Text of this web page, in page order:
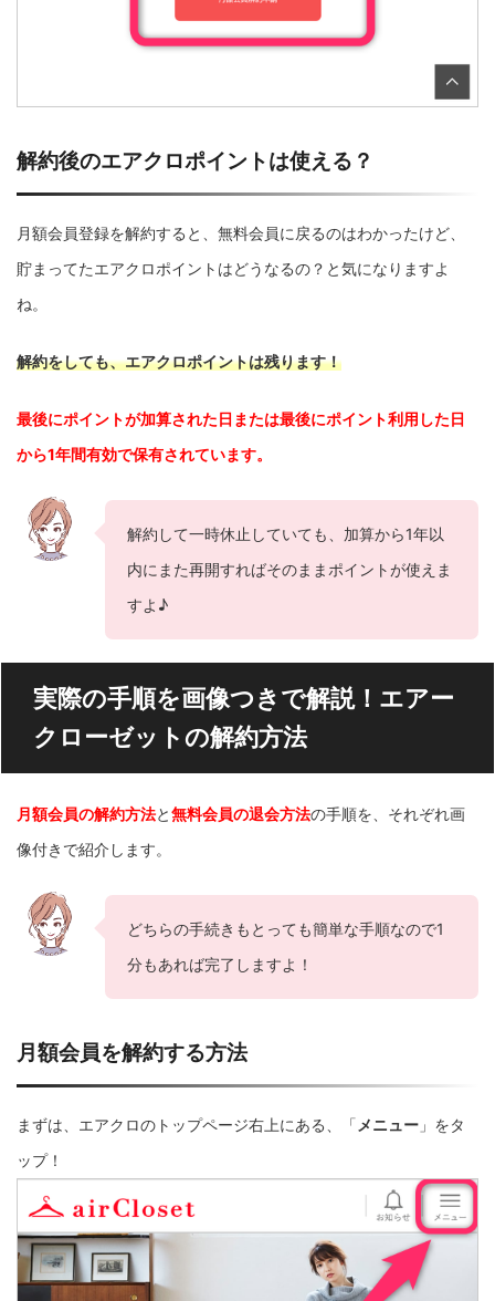
解約後のエアクロポイントは使える？
月額会員登録を解約すると、無料会員に戻るのはわかったけど、
貯まってたエアクロポイントはどうなるの？と気になりますよ
ね。
解約をしても、エアクロポイントは残ります！
最後にポイントが加算された日または最後にポイント利用した日
から1年間有効で保有されています。
解約して一時休止していても、加算から1年以
内にまた再開すればそのままポイントが使えま
すよ♪
実際の手順を画像つきで解説！エアー
クローゼットの解約方法
月額会員の解約方法と無料会員の退会方法の手順を、それぞれ画
像付きで紹介します。
どちらの手続きもとっても簡単な手順なので1
分もあれば完了しますよ！
月額会員を解約する方法
まずは、エアクロのトップページ右上にある、「 メニュー 」をタ
ップ！